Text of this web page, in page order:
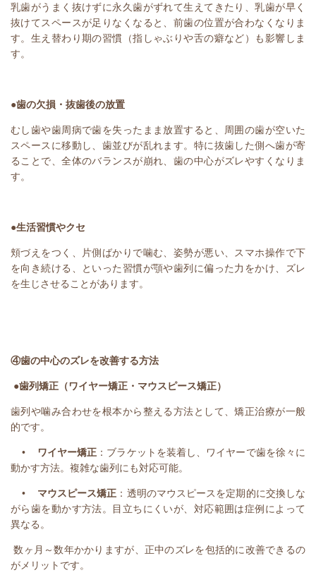
乳歯がうまく抜けずに永久歯がずれて生えてきたり、乳歯が早く
抜けてスペースが足りなくなると、前歯の位置が合わなくなりま
す。生え替わり期の習慣（指しゃぶりや舌の癖など）も影響しま
す。
●歯の欠損・抜歯後の放置
むし歯や歯周病で歯を失ったまま放置すると、周囲の歯が空いた
スペースに移動し、歯並びが乱れます。特に抜歯した側へ歯が寄
ることで、全体のバランスが崩れ、歯の中心がズレやすくなりま
す。
●生活習慣やクセ
頬づえをつく、片側ばかりで噛む、姿勢が悪い、スマホ操作で下
を向き続ける、といった習慣が顎や歯列に偏った力をかけ、ズレ
を生じさせることがあります。
④歯の中心のズレを改善する方法
●歯列矯正（ワイヤー矯正・マウスピース矯正）
歯列や噛み合わせを根本から整える方法として、矯正治療が一般
的です。
• ワイヤー矯正 ：ブラケットを装着し、ワイヤーで歯を徐々に
動かす方法。複雑な歯列にも対応可能。
• マウスピース矯正 ：透明のマウスピースを定期的に交換しな
がら歯を動かす方法。目立ちにくいが、対応範囲は症例によって
異なる。
数ヶ月～数年かかりますが、正中のズレを包括的に改善できるの
がメリットです。